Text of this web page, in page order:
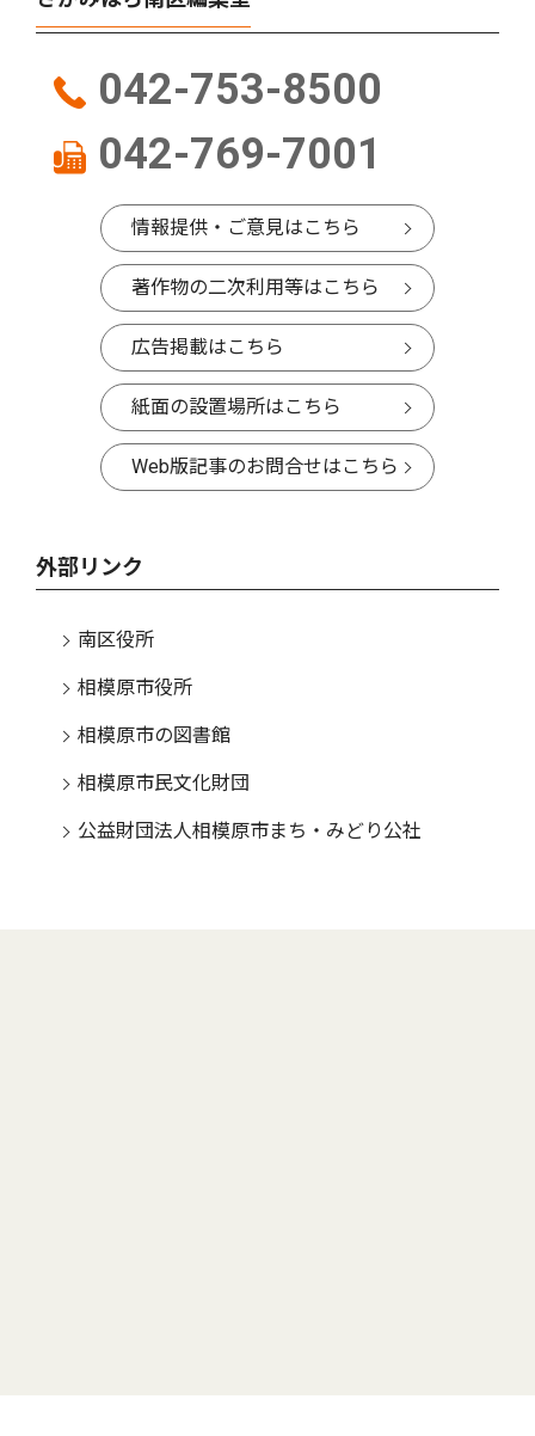
042-753-8500
042-769-7001
情報提供・ご意見はこちら
著作物の二次利用等はこちら
広告掲載はこちら
紙面の設置場所はこちら
Web版記事のお問合せはこちら
外部リンク
南区役所
相模原市役所
相模原市の図書館
相模原市民文化財団
公益財団法人相模原市まち・みどり公社